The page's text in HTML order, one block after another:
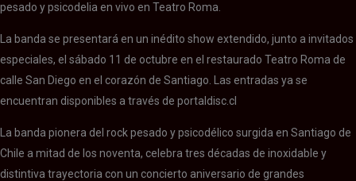
pesado y psicodelia en vivo en Teatro Roma.
La banda se presentará en un inédito show extendido, junto a invitados
especiales, el sábado 11 de octubre en el restaurado Teatro Roma de
calle San Diego en el corazón de Santiago. Las entradas ya se
encuentran disponibles a través de portaldisc.cl
La banda pionera del rock pesado y psicodélico surgida en Santiago de
Chile a mitad de los noventa, celebra tres décadas de inoxidable y
distintiva trayectoria con un concierto aniversario de grandes